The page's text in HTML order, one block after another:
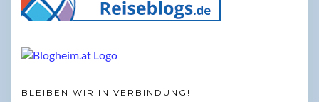
BLEIBEN WIR IN VERBINDUNG!